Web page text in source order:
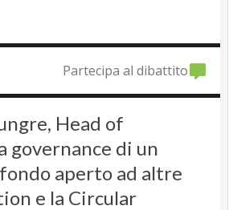
Partecipa al dibattito
Head of
governance di un
aperto ad altre
e la Circular